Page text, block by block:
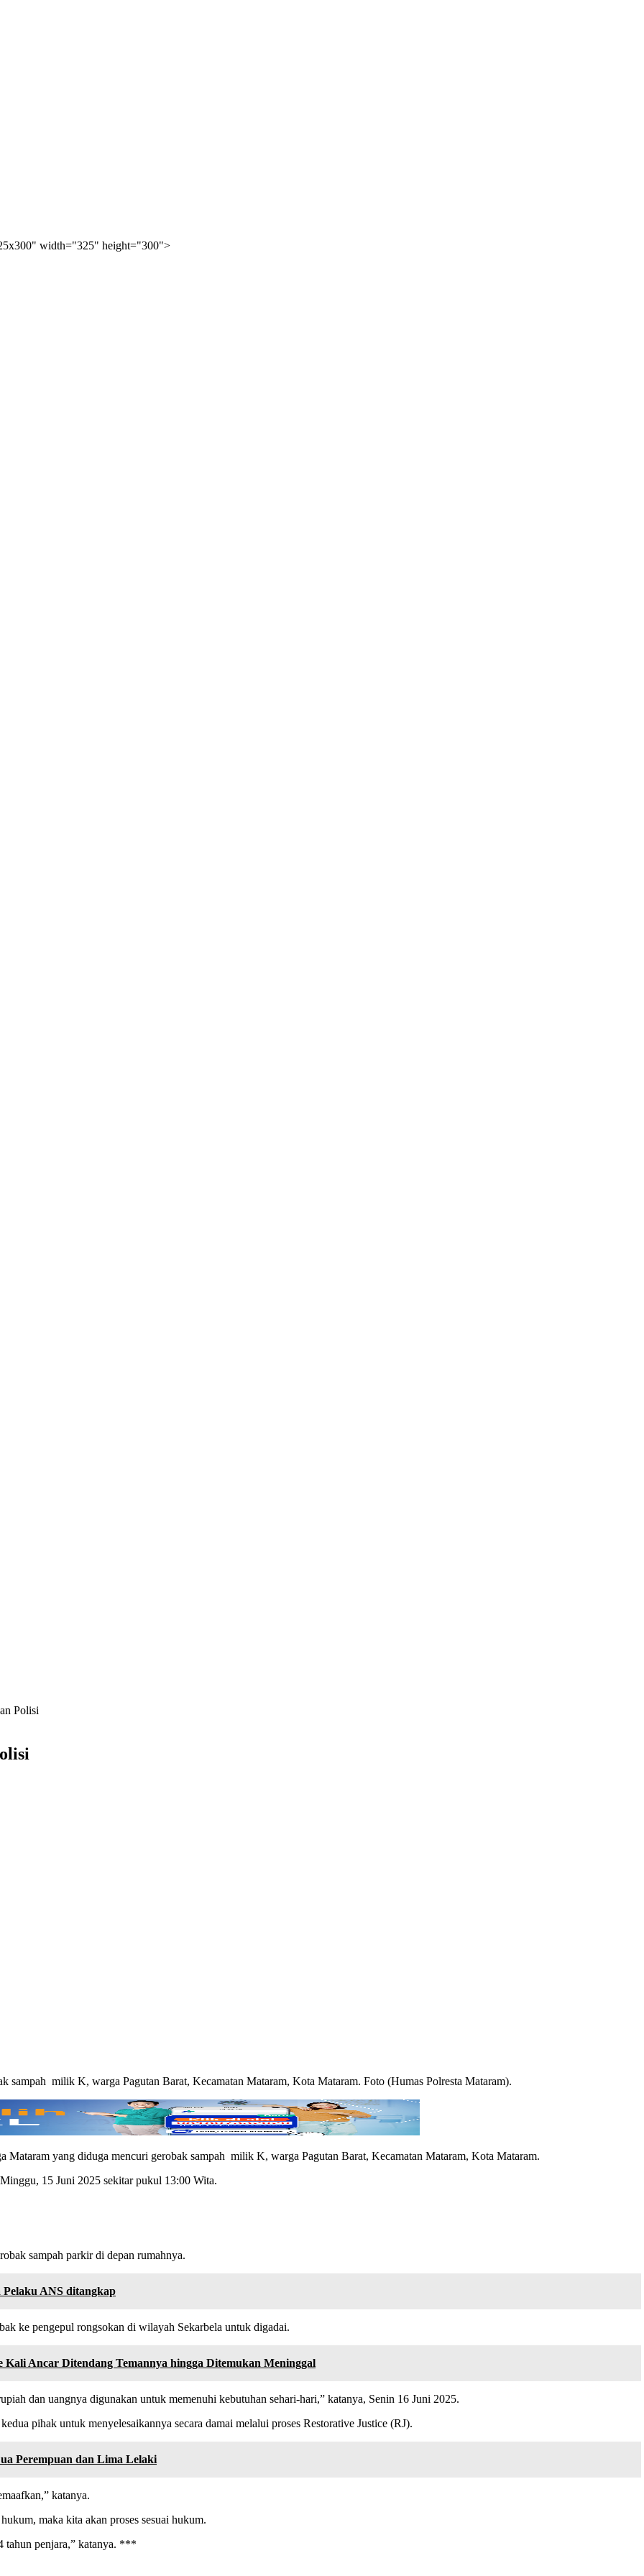
width="325" height="300">
Polisi
sampah milik K, warga Pagutan Barat, Kecamatan Mataram, Kota Mataram. Foto (Humas Polresta Mataram).
Mataram yang diduga mencuri gerobak sampah milik K, warga Pagutan Barat, Kecamatan Mataram, Kota Mataram.
15 Juni 2025 sekitar pukul 13:00 Wita.
sampah parkir di depan rumahnya.
ANS ditangkap
ke pengepul rongsokan di wilayah Sekarbela untuk digadai.
Ancar Ditendang Temannya hingga Ditemukan Meninggal
dan uangnya digunakan untuk memenuhi kebutuhan sehari-hari,” katanya, Senin 16 Juni 2025.
pihak untuk menyelesaikannya secara damai melalui proses Restorative Justice (RJ).
Perempuan dan Lima Lelaki
katanya.
maka kita akan proses sesuai hukum.
tahun penjara,” katanya. ***